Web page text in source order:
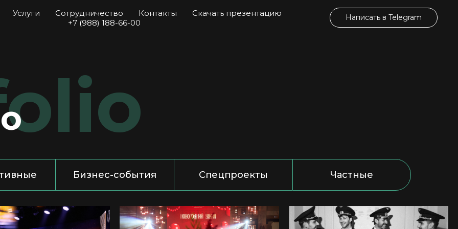
Услуги Сотрудничество Контакты
Скачать презентацию
+7 (988) 188-66-00
Написать в Telegram
Бизнес-события Спецпроекты Частные